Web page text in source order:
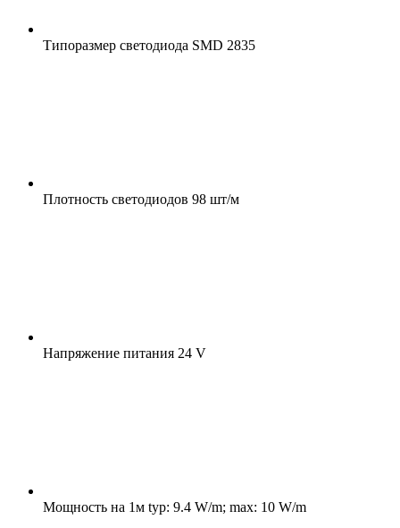
Типоразмер светодиода SMD 2835
Плотность светодиодов 98 шт/м
Напряжение питания 24 V
Мощность на 1м typ: 9.4 W/m; max: 10 W/m